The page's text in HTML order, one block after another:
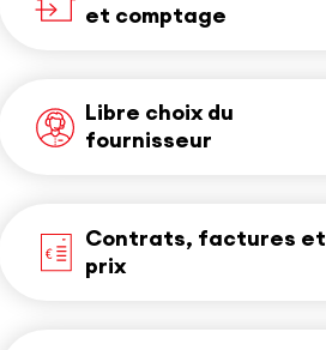
et comptage
Libre choix du
fournisseur
Contrats, factures et
prix